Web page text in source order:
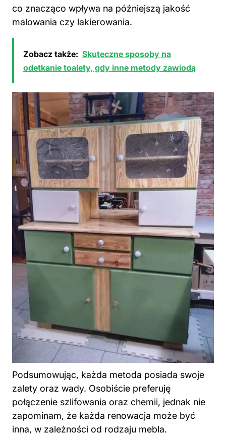
co znacząco wpływa na późniejszą jakość
malowania czy lakierowania.
Zobacz także: Skuteczne sposoby na
odetkanie toalety, gdy inne metody zawiodą
Podsumowując, każda metoda posiada swoje
zalety oraz wady. Osobiście preferuję
połączenie szlifowania oraz chemii, jednak nie
zapominam, że każda renowacja może być
inna, w zależności od rodzaju mebla.